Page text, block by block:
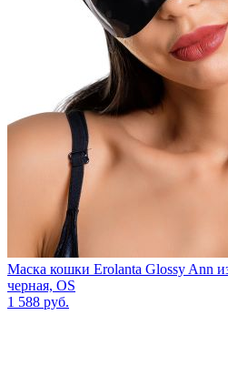
Маска кошки Erolanta Glossy Ann
черная, OS
1 588 руб.